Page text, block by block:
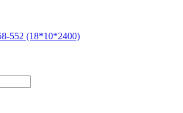
552 (18*10*2400)